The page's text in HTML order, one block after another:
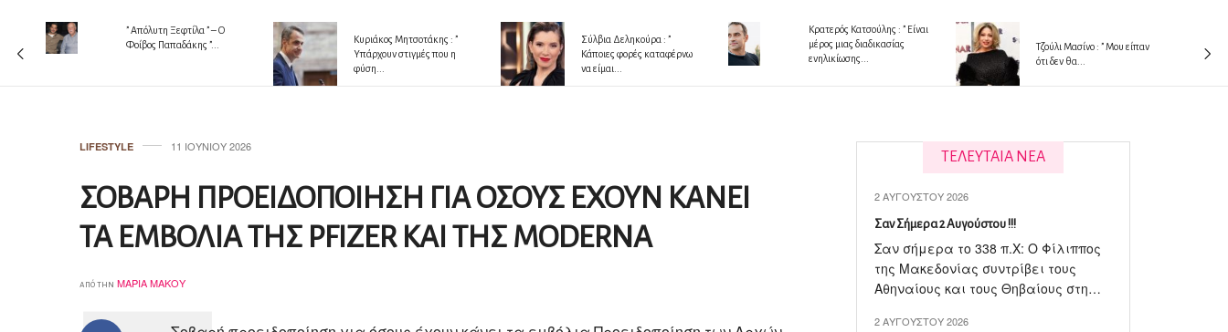
” Απόλυτη Ξεφτίλα ” – Ο
Φοίβος Παπαδάκης ”...
Κυριάκος Μητσοτάκης : ”
Υπάρχουν στιγμές που η
φύση...
Σύλβια Δεληκούρα : ”
Κάποιες φορές καταφέρνω
να είμαι...
Κρατερός Κατσούλης : ” Είναι
μέρος μιας διαδικασίας
ενηλικίωσης...
Tζούλι Μασίνο : ” Μου είπαν
ότι δεν θα...
LIFESTYLE 11 ΙΟΥΝΊΟΥ 2026
ΣΟΒΑΡΗ ΠΡΟΕΙΔΟΠΟΙΗΣΗ ΓΙΑ ΟΣΟΥΣ ΕΧΟΥΝ ΚΑΝΕΙ
ΤΑ ΕΜΒΟΛΙΑ ΤΗΣ PFIZER ΚΑΙ ΤΗΣ MODERNA
από την ΜΑΡΊΑ ΜΆΚΟΥ
ΤΕΛΕΥΤΑΙΑ ΝΕΑ
2 ΑΥΓΟΎΣΤΟΥ 2026
Σαν Σήμερα 2 Αυγούστου !!!
Σαν σήμερα το 338 π.X: Ο Φίλιππος
της Μακεδονίας συντρίβει τους
Αθηναίους και τους Θηβαίους στη…
2 ΑΥΓΟΎΣΤΟΥ 2026